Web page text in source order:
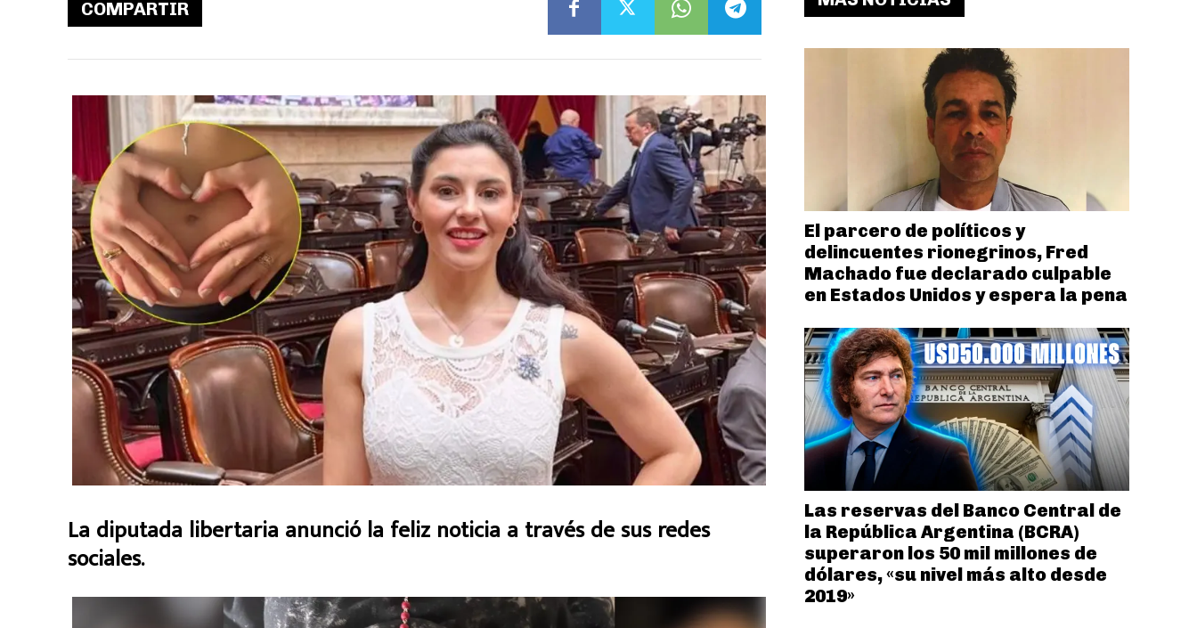
COMPARTIR
La diputada libertaria anunció la feliz noticia a través de sus redes
sociales.
El parcero de políticos y
delincuentes rionegrinos, Fred
Machado fue declarado culpable
en Estados Unidos y espera la pena
Las reservas del Banco Central de
la República Argentina (BCRA)
superaron los 50 mil millones de
dólares, «su nivel más alto desde
2019»